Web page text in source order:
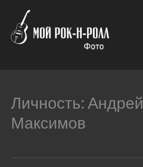
Личность:Андрей
Максимов